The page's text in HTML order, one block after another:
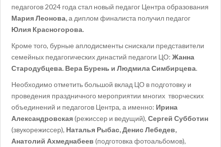
педагогов 2024 года стал новый педагог Центра образования
Мария Леонова,а диплом финалиста получил педагог
Юлия Красногорова.
Кроме того, бурные аплодисменты снискали представители
семейных педагогических династий педагоги ЦО: Жанна
Стародубцева. Вера Бурень и Людмила Симбирцева.
Необходимо отметить большой вклад ЦО в подготовку и
проведения праздничного мероприятии многих творческих
объединений и педагогов Центра, а именно: Ирина
Александровская(режиссер и ведущий), Сергей Субботин
(звукорежиссер), Наталья Рыбас, Денис Лебедев,
Анатолий Ахмеднабеев (подготовка фотоальбомов),